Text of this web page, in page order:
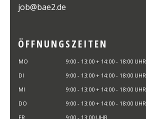
job@bae2.de
ÖFFNUNGSZEITEN
MO
9:00 - 13:00 + 14:00 - 18:00 UHR
DI
9:00 - 13:00 + 14:00 - 18:00 UHR
MI
9:00 - 13:00 + 14:00 - 18:00 UHR
DO
9:00 - 13:00 + 14:00 - 18:00 UHR
FR
9:00 - 13:00 UHR